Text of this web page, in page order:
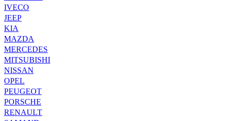
IVECO
JEEP
KIA
MAZDA
MERCEDES
MITSUBISHI
NISSAN
OPEL
PEUGEOT
PORSCHE
RENAULT